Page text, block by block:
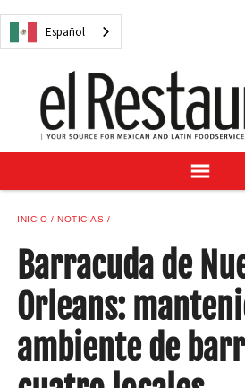
Español
NOTICIAS
RECETAS
GUÍA DEL COMPRADOR
SUSCRÍBASE A
CENTRO DE MUESTRAS
Español
INICIO NOTICIAS
Barracuda de
Orleans:
ambiente de